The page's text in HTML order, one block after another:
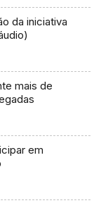
da iniciativa
mais de
em